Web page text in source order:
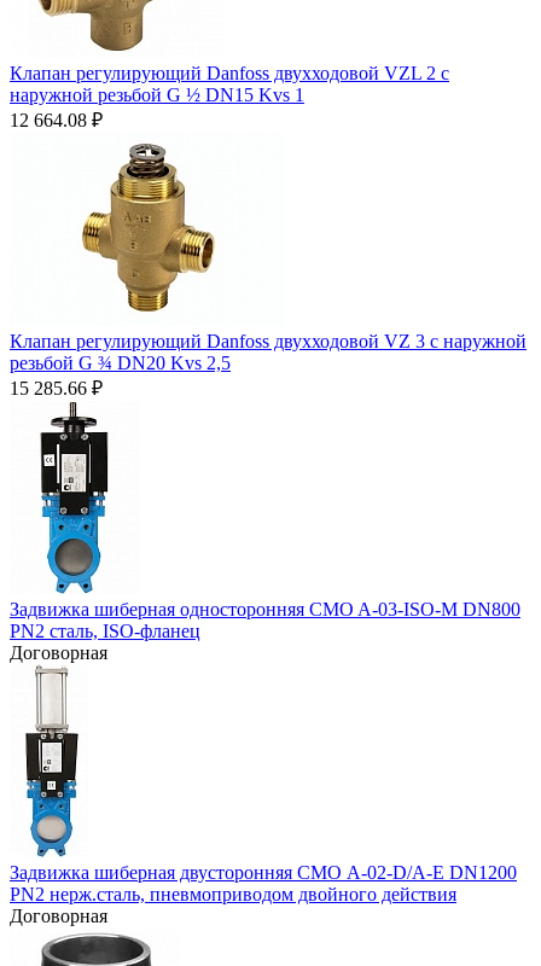
Клапан регулирующий Danfoss двухходовой VZL 2 c
наружной резьбой G ½ DN15 Kvs 1
12 664.08 ₽
Клапан регулирующий Danfoss двухходовой VZ 3 c наружной
резьбой G ¾ DN20 Kvs 2,5
15 285.66 ₽
Задвижка шиберная односторонняя CMO A-03-ISO-M DN800
PN2 сталь, ISO-фланец
Договорная
Задвижка шиберная двусторонняя СМО A-02-D/A-E DN1200
PN2 нерж.сталь, пневмоприводом двойного действия
Договорная